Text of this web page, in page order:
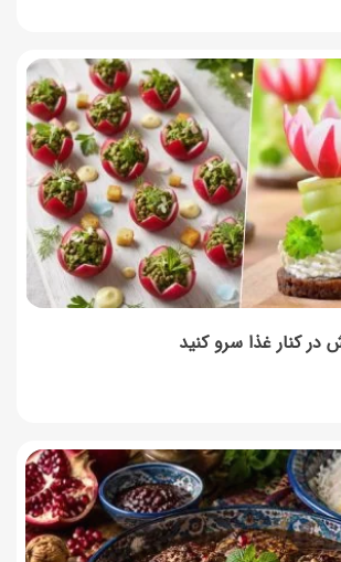
در کنار غذا سرو کنید
طرز تهیه پش ملبا (پیچ ملبا)؛ دسر کلاسیک هلو و بستنی
13 مرداد 1405
طرز تهیه حلوای بحرینی؛ دسر سنتی خاورمیانه‌ای
13 مرداد 1405